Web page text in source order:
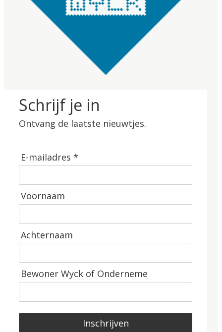
Schrijf je in
Ontvang de laatste nieuwtjes.
E-mailadres *
Voornaam
Achternaam
Bewoner Wyck of Onderneme
Inschrijven